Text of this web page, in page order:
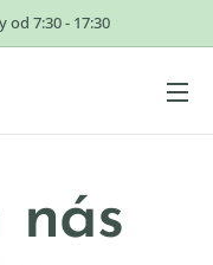
7:30 - 17:30
nás